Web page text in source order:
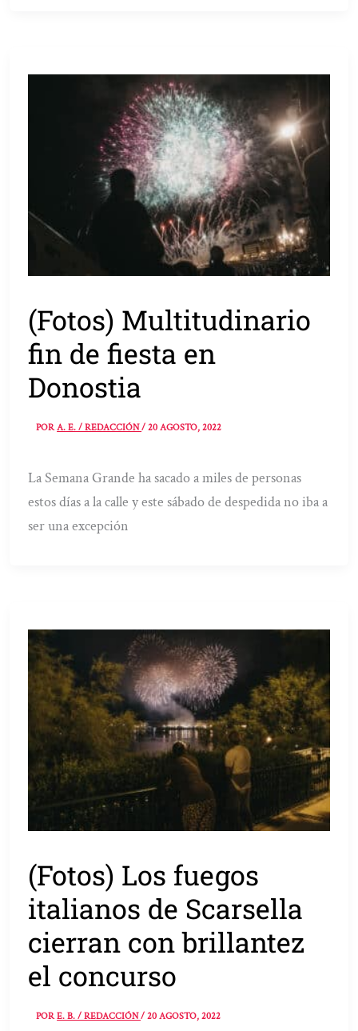
(Fotos) Multitudinario
fin de fiesta en
Donostia
PORA. E. / REDACCIÓN/20 AGOSTO, 2022
La Semana Grande ha sacado a miles de personas
estos días a la calle y este sábado de despedida no iba a
ser una excepción
(Fotos) Los fuegos
italianos de Scarsella
cierran con brillantez
el concurso
PORE. B. / REDACCIÓN/20 AGOSTO, 2022